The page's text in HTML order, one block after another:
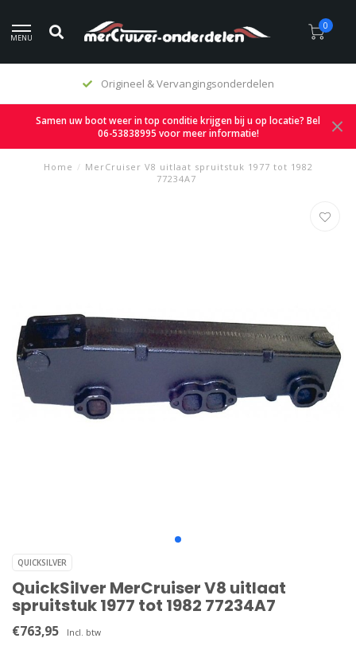
MENU
0
Origineel & Vervangingsonderdelen
Samen uw boot weer in top conditie krijgen bij u op locatie? Bel
06-53838995 voor meer informatie!
Home / MerCruiser V8 uitlaat spruitstuk 1977 tot 1982
77234A7
QUICKSILVER
QuickSilver MerCruiser V8 uitlaat
spruitstuk 1977 tot 1982 77234A7
€763,95 Incl. btw